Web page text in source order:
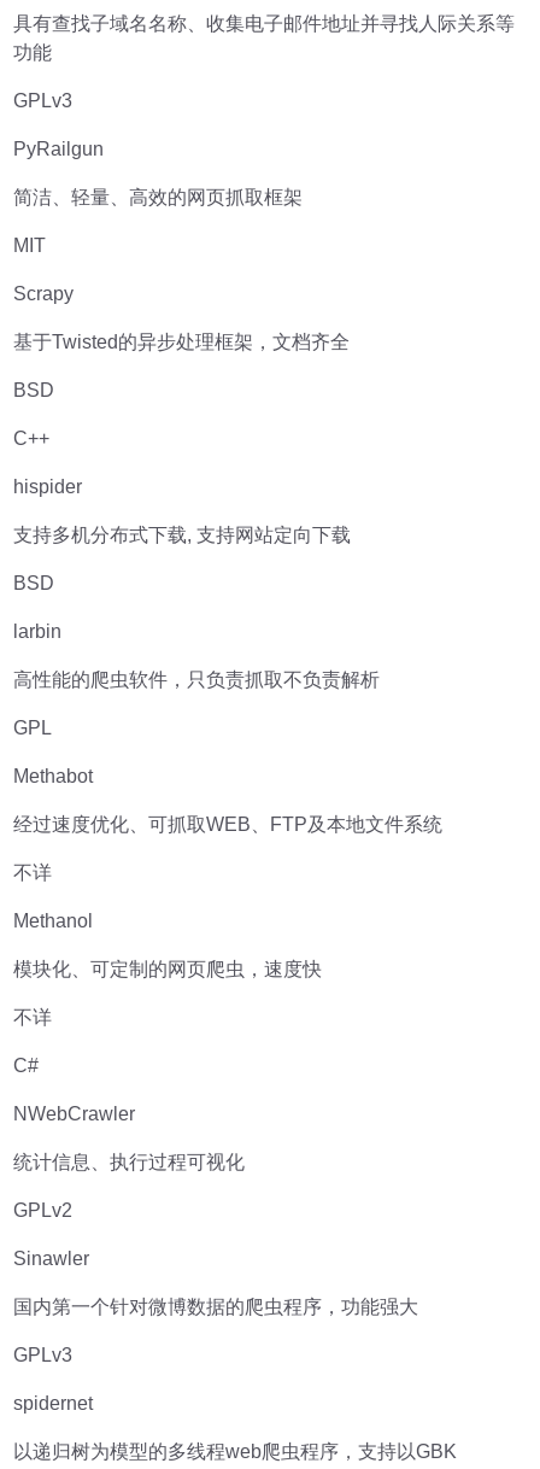
具有查找子域名名称、收集电子邮件地址并寻找人际关系等
功能
GPLv3
PyRailgun
简洁、轻量、高效的网页抓取框架
MIT
Scrapy
基于Twisted的异步处理框架，文档齐全
BSD
C++
hispider
支持多机分布式下载, 支持网站定向下载
BSD
larbin
高性能的爬虫软件，只负责抓取不负责解析
GPL
Methabot
经过速度优化、可抓取WEB、FTP及本地文件系统
不详
Methanol
模块化、可定制的网页爬虫，速度快
不详
C#
NWebCrawler
统计信息、执行过程可视化
GPLv2
Sinawler
国内第一个针对微博数据的爬虫程序，功能强大
GPLv3
spidernet
以递归树为模型的多线程web爬虫程序，支持以GBK